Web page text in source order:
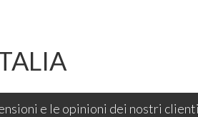
e le opinioni dei nostri clienti